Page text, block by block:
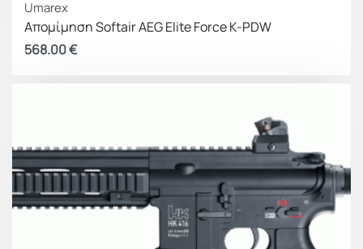
Umarex
Απομίμηση Softair AEG Elite Force K-PDW
568.00€